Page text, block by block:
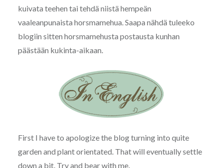
kuivata teehen tai tehdä niistä hempeän
vaaleanpunaista horsmamehua. Saapa nähdä tuleeko
blogiin sitten horsmamehusta postausta kunhan
päästään kukinta-aikaan.
First I have to apologize the blog turning into quite
garden and plant orientated. That will eventually settle
down a bit. Try and bear with me.